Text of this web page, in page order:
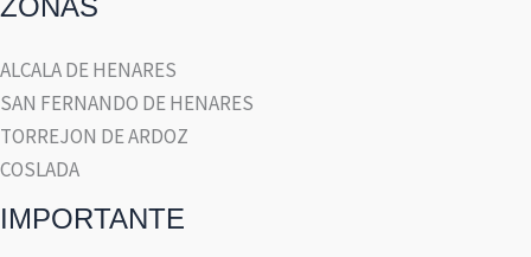
ALCALA DE HENARES
SAN FERNANDO DE HENARES
TORREJON DE ARDOZ
COSLADA
IMPORTANTE